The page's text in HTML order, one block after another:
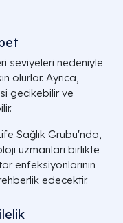
seviyeleri nedeniyle
olurlar. Ayrıca,
gecikebilir ve
Sağlık Grubu'nda,
uzmanları birlikte
enfeksiyonlarının
edecektir.